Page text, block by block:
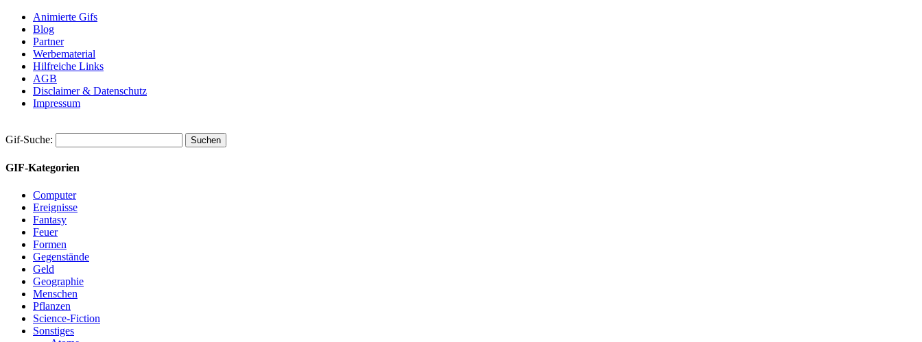
Animierte Gifs
Blog
Partner
Werbematerial
Hilfreiche Links
AGB
Disclaimer & Datenschutz
Impressum
Gif-Suche:
GIF-Kategorien
Computer
Ereignisse
Fantasy
Feuer
Formen
Gegenstände
Geld
Geographie
Menschen
Pflanzen
Science-Fiction
Sonstiges